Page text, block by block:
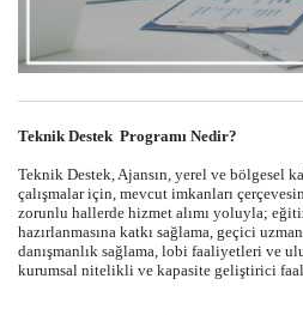
Teknik Destek Programı Nedir?
Teknik Destek, Ajansın, yerel ve bölgesel
çalışmalar için, mevcut imkanları
zorunlu hallerde hizmet alımı yoluyla;
hazırlanmasına katkı sağlama, geçici
danışmanlık sağlama, lobi faaliyetleri ve
kurumsal nitelikli ve kapasite geliştirici